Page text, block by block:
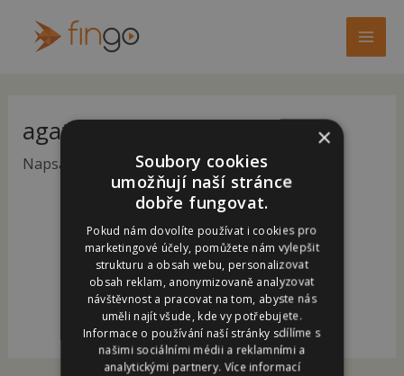
obsah
agathaa@seznam.cz-2
Napsal agathaa@seznam.cz /26. 11. 2024
navigation
×
Soubory cookies
umožňují naší stránce
dobře fungovat.
Pokud nám dovolíte používat i cookies pro
marketingové účely, pomůžete nám vylepšit
strukturu a obsah webu, personalizovat
obsah reklam, anonymizovaně analyzovat
návštěvnost a pracovat na tom, abyste nás
uměli najít všude, kde vy potřebujete.
Informace o používání naší stránky sdílíme s
našimi sociálními médii a reklamními a
analytickými partnery. Více informací